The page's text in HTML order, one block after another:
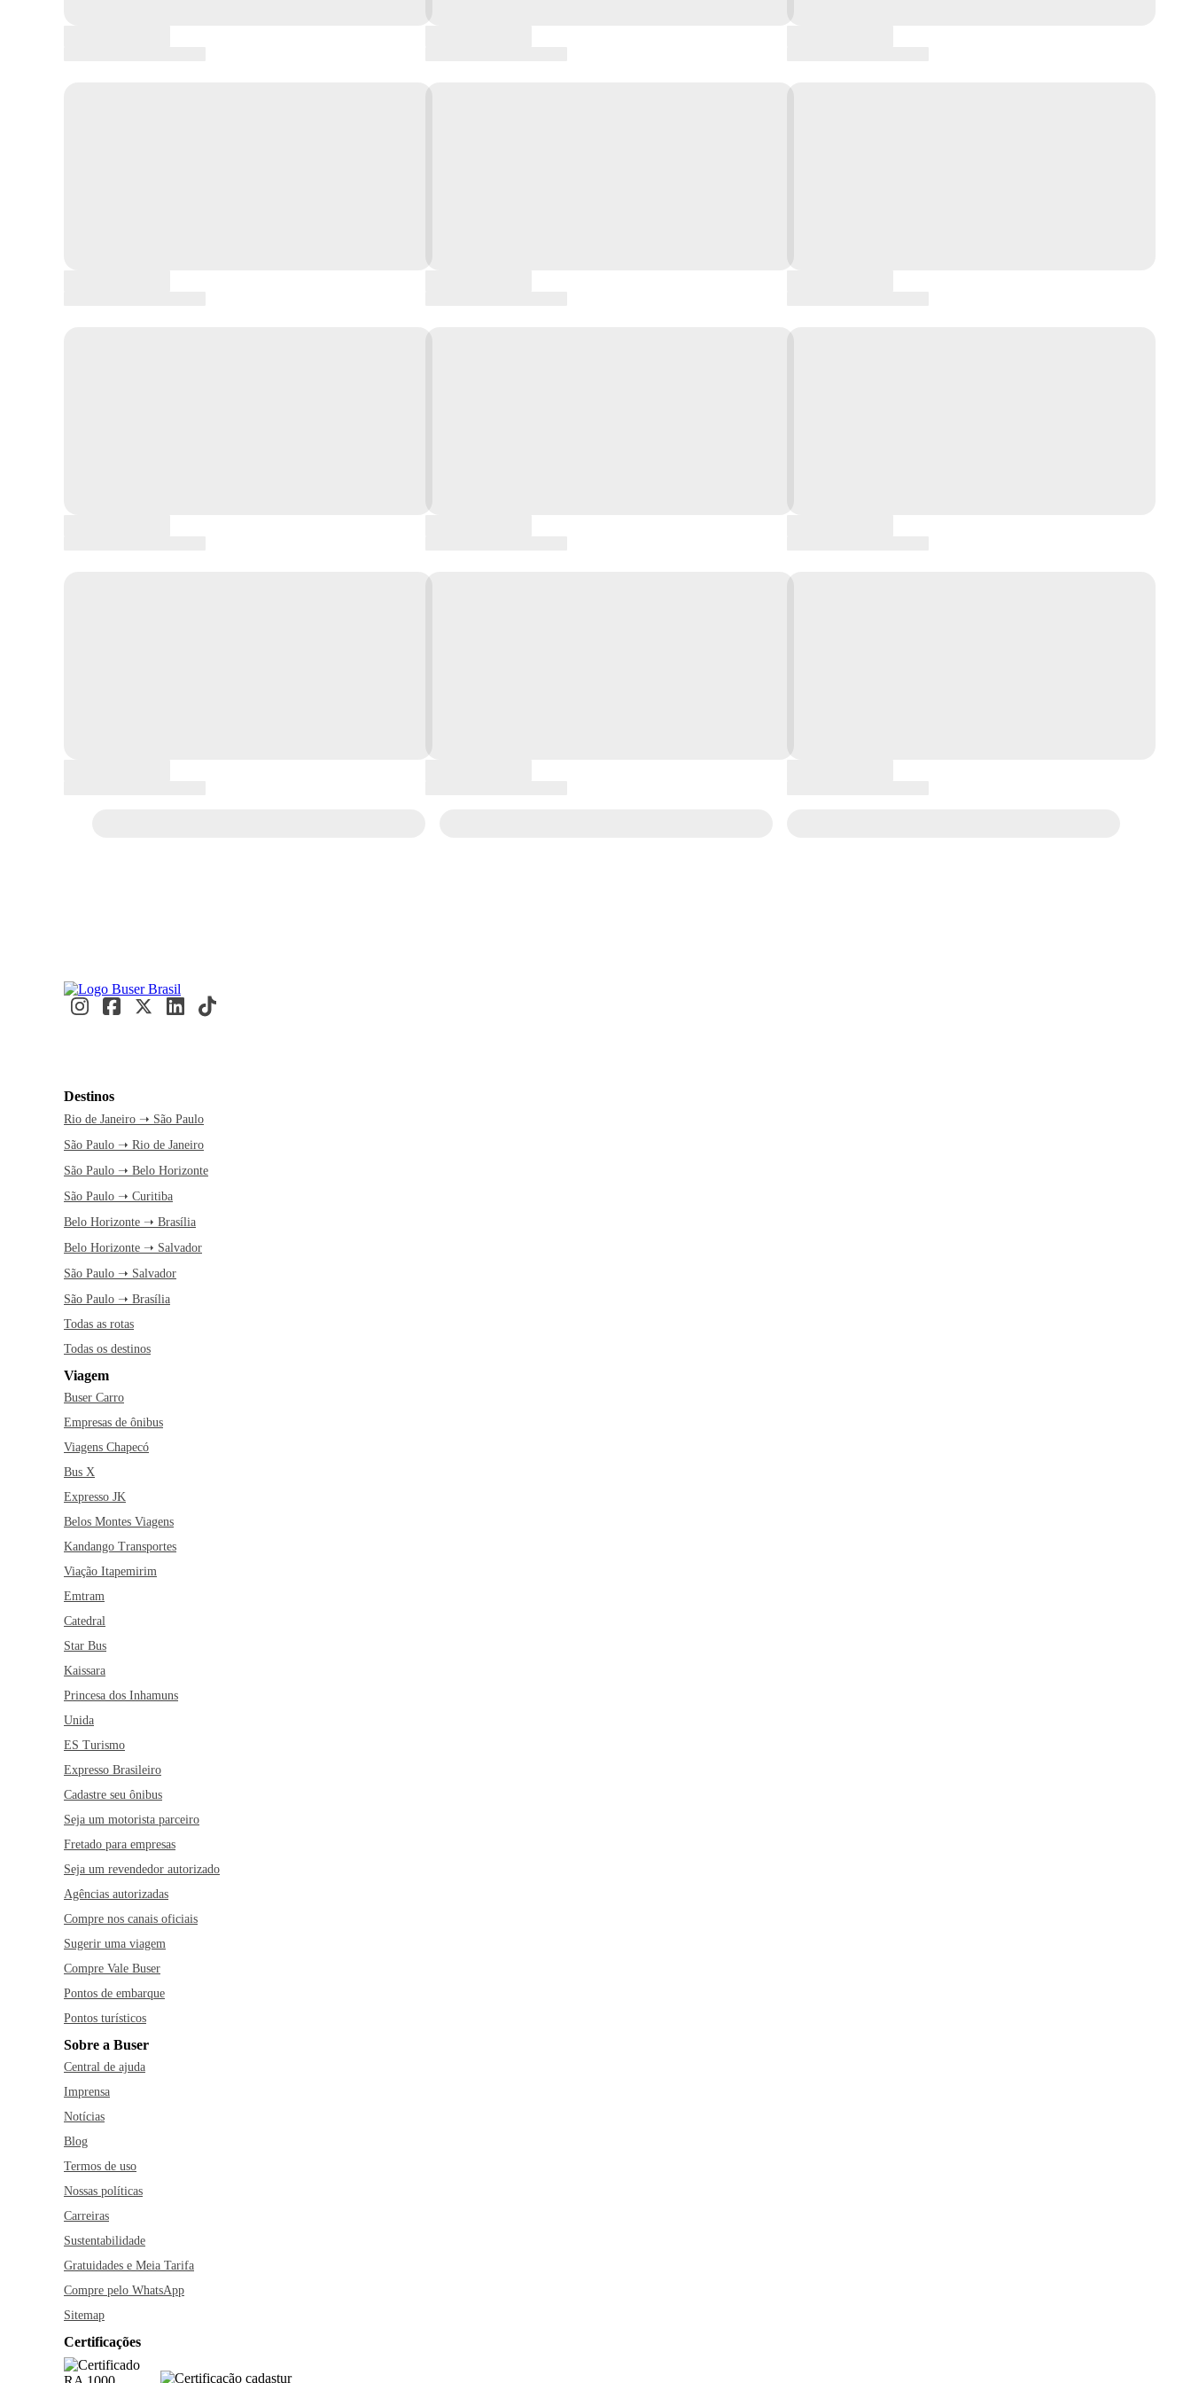
Destinos
Rio de Janeiro ➝ São Paulo
São Paulo ➝ Rio de Janeiro
São Paulo ➝ Belo Horizonte
São Paulo ➝ Curitiba
Belo Horizonte ➝ Brasília
Belo Horizonte ➝ Salvador
São Paulo ➝ Salvador
São Paulo ➝ Brasília
Todas as rotas
Todas os destinos
Viagem
Buser Carro
Empresas de ônibus
Viagens Chapecó
Bus X
Expresso JK
Belos Montes Viagens
Kandango Transportes
Viação Itapemirim
Emtram
Catedral
Star Bus
Kaissara
Princesa dos Inhamuns
Unida
ES Turismo
Expresso Brasileiro
Cadastre seu ônibus
Seja um motorista parceiro
Fretado para empresas
Seja um revendedor autorizado
Agências autorizadas
Compre nos canais oficiais
Sugerir uma viagem
Compre Vale Buser
Pontos de embarque
Pontos turísticos
Sobre a Buser
Central de ajuda
Imprensa
Notícias
Blog
Termos de uso
Nossas políticas
Carreiras
Sustentabilidade
Gratuidades e Meia Tarifa
Compre pelo WhatsApp
Sitemap
Certificações